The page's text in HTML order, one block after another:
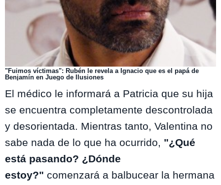
"Fuimos víctimas": Rubén le revela a Ignacio que es el papá de
Benjamín en Juego de Ilusiones
El médico le informará a Patricia que su hija
se encuentra completamente descontrolada
y desorientada. Mientras tanto, Valentina no
sabe nada de lo que ha ocurrido, "¿Qué
está pasando? ¿Dónde
estoy?" comenzará a balbucear la hermana